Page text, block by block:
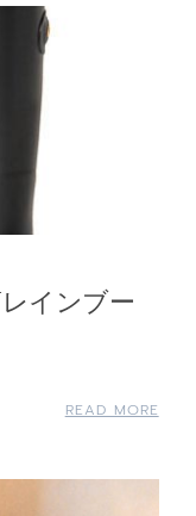
レインブー
READ MORE